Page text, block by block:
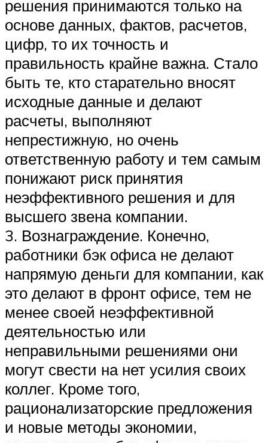
решения принимаются только на
основе данных, фактов, расчетов,
цифр, то их точность и
правильность крайне важна. Стало
быть те, кто старательно вносят
исходные данные и делают
расчеты, выполняют
непрестижную, но очень
ответственную работу и тем самым
понижают риск принятия
неэффективного решения и для
высшего звена компании.
3. Вознаграждение. Конечно,
работники бэк офиса не делают
напрямую деньги для компании, как
это делают в фронт офисе, тем не
менее своей неэффективной
деятельностью или
неправильными решениями они
могут свести на нет усилия своих
коллег. Кроме того,
рационализаторские предложения
и новые методы экономии,